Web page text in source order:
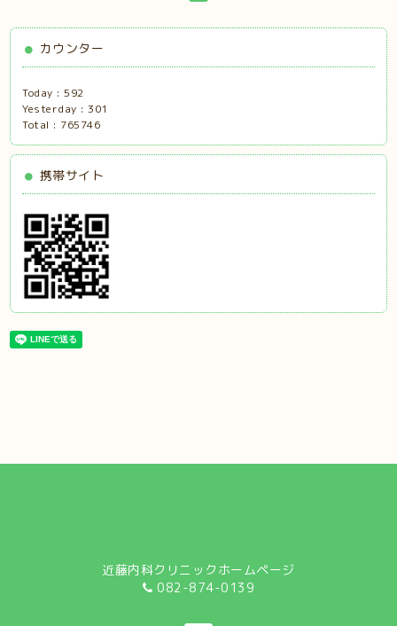
カウンター
Today :592
Yesterday :301
Total : 765746
携帯サイト
近藤内科クリニックホームページ
082-874-0139